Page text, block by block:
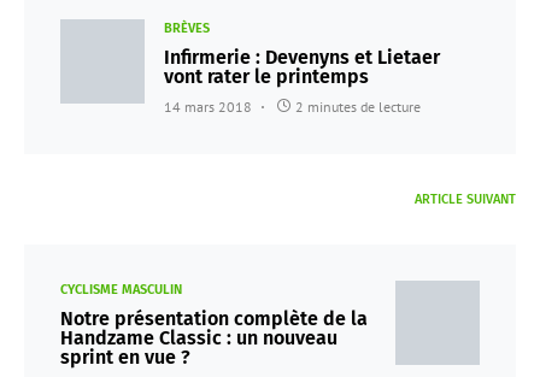
BRÈVES
Infirmerie : Devenyns et Lietaer
vont rater le printemps
14 mars 2018 2 minutes de lecture
ARTICLE SUIVANT
CYCLISME MASCULIN
Notre présentation complète de la
Handzame Classic : un nouveau
sprint en vue ?